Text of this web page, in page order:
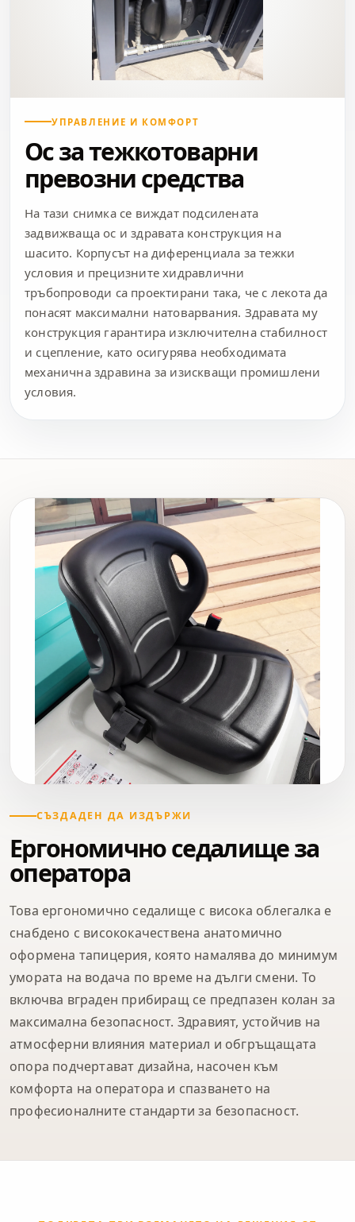
УПРАВЛЕНИЕ И КОМФОРТ
Ос за тежкотоварни
превозни средства
На тази снимка се виждат подсилената
задвижваща ос и здравата конструкция на
шасито. Корпусът на диференциала за тежки
условия и прецизните хидравлични
тръбопроводи са проектирани така, че с лекота да
понасят максимални натоварвания. Здравата му
конструкция гарантира изключителна стабилност
и сцепление, като осигурява необходимата
механична здравина за изискващи промишлени
условия.
СЪЗДАДЕН ДА ИЗДЪРЖИ
Ергономично седалище за
оператора
Това ергономично седалище с висока облегалка е
снабдено с висококачествена анатомично
оформена тапицерия, която намалява до минимум
умората на водача по време на дълги смени. То
включва вграден прибиращ се предпазен колан за
максимална безопасност. Здравият, устойчив на
атмосферни влияния материал и обгръщащата
опора подчертават дизайна, насочен към
комфорта на оператора и спазването на
професионалните стандарти за безопасност.